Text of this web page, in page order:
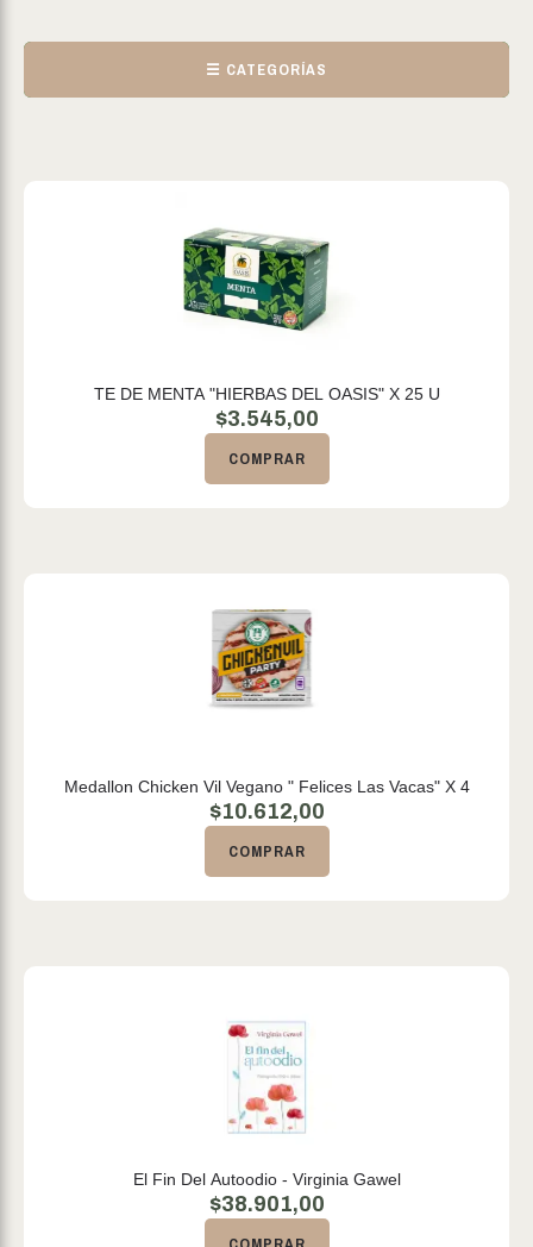
☰ CATEGORÍAS
TE DE MENTA "HIERBAS DEL OASIS" X 25 U
$3.545,00
COMPRAR
Medallon Chicken Vil Vegano " Felices Las Vacas" X 4
$10.612,00
COMPRAR
El Fin Del Autoodio - Virginia Gawel
$38.901,00